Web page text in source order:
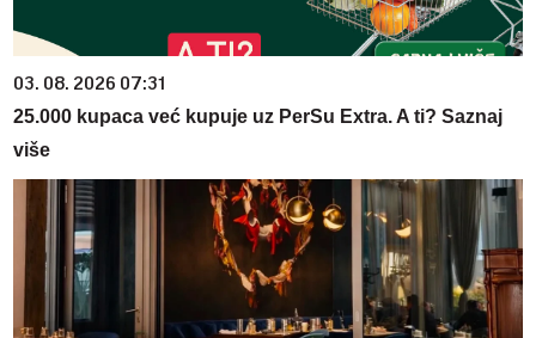
03. 08. 2026 07:31
25.000 kupaca već kupuje uz PerSu Extra. A ti? Saznaj
više